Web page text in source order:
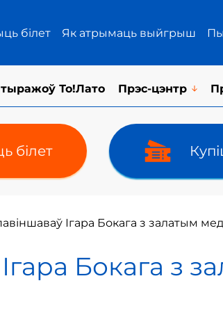
білет Як атрымаць выйгрыш
тыражоў То!Лато Прэс-цэнтр
білет
Ігара Бокага з залатым
Бокага з